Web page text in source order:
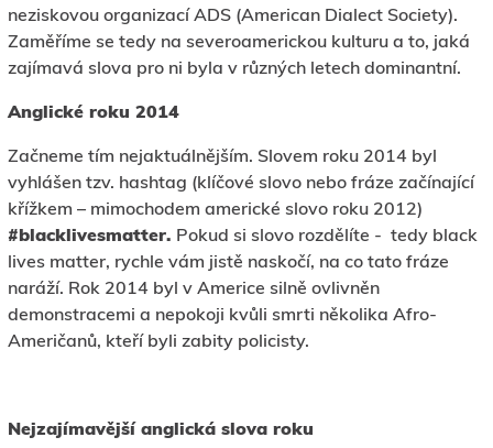
neziskovou organizací ADS (American Dialect Society).
Zaměříme se tedy na severoamerickou kulturu a to, jaká
zajímavá slova pro ni byla v různých letech dominantní.
Anglické roku 2014
Začneme tím nejaktuálnějším. Slovem roku 2014 byl
vyhlášen tzv. hashtag (klíčové slovo nebo fráze začínající
křížkem – mimochodem americké slovo roku 2012)
#blacklivesmatter. Pokud si slovo rozdělíte - tedy black
lives matter, rychle vám jistě naskočí, na co tato fráze
naráží. Rok 2014 byl v Americe silně ovlivněn
demonstracemi a nepokoji kvůli smrti několika Afro-
Američanů, kteří byli zabity policisty.
Nejzajímavější anglická slova roku